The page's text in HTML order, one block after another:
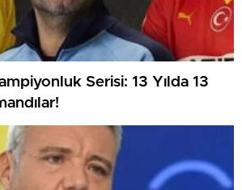
Serisi: 13 Yılda 13